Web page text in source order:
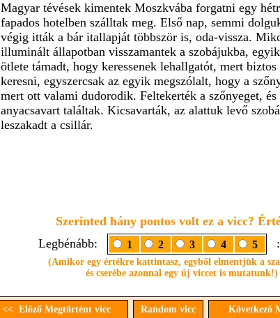
Magyar tévések kimentek Moszkvába forgatni egy
fapados hotelben szálltak meg. Első nap, semmi
végig itták a bár itallapját többször is, oda-vissza.
illuminált állapotban visszamantek a szobájukba,
ötlete támadt, hogy keressenek lehallgatót, mert
keresni, egyszercsak az egyik megszólalt, hogy a
mert ott valami dudorodik. Feltekerték a szőnyeget,
anyacsavart találtak. Kicsavarták, az alattuk levő
leszakadt a csillár.
Szerinted hány pontos volt ez a vicc?
Legbénább:
1 2 3 4 5
(Amikor egy értékre kattintasz, egyből elmentjük a
és cserébe azonnal egy új viccet is mutatunk!)
<< Előző Megtörtént vicc Random vicc Következő